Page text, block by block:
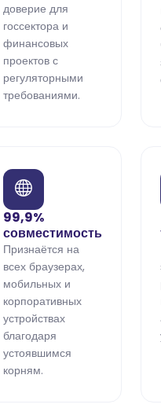
доверие для
госсектора и
финансовых
проектов с
регуляторными
требованиями.
99,9%
совместимость
Признаётся на
всех браузерах,
мобильных и
корпоративных
устройствах
благодаря
устоявшимся
корням.